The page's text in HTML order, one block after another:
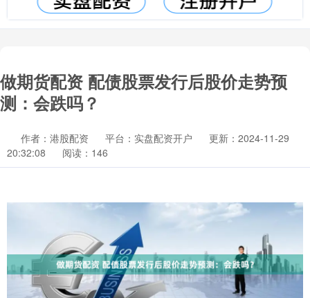
做期货配资 配债股票发行后股价走势预
测：会跌吗？
作者：港股配资 平台：实盘配资开户
更新：2024-11-29
20:32:08
阅读：146